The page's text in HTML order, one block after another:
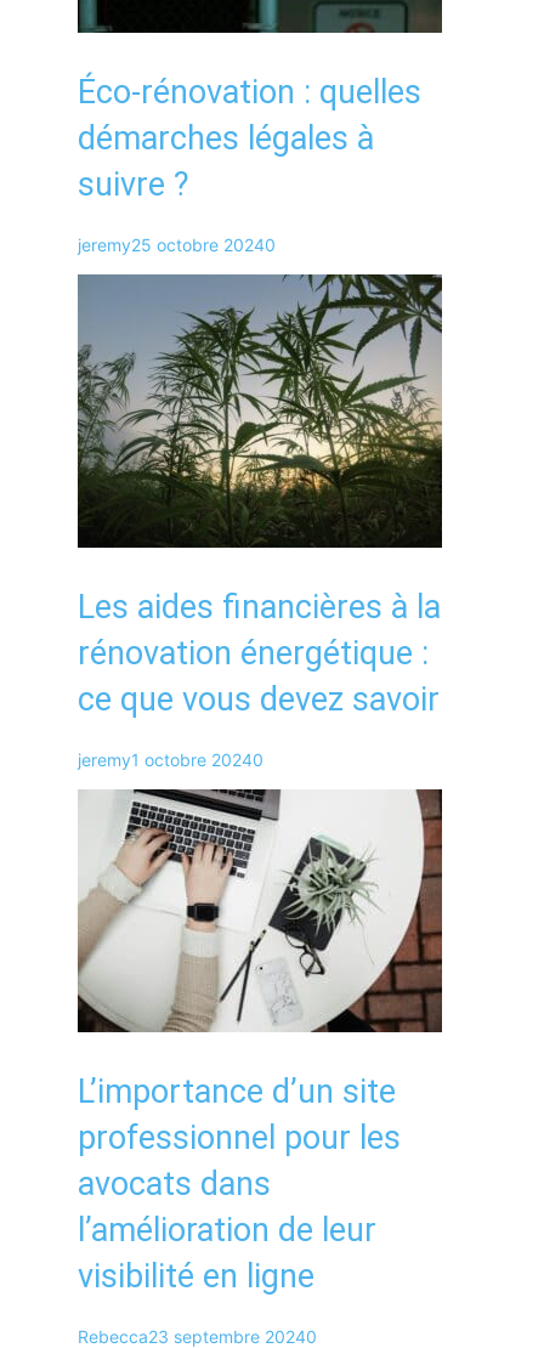
Éco-rénovation : quelles
démarches légales à
suivre ?
jeremy25 octobre 20240
Les aides financières à la
rénovation énergétique :
ce que vous devez savoir
jeremy1 octobre 20240
L’importance d’un site
professionnel pour les
avocats dans
l’amélioration de leur
visibilité en ligne
Rebecca23 septembre 20240